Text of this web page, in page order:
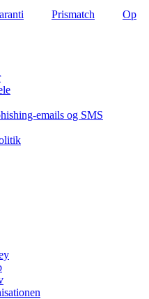
Prismatch
Op
emails og SMS